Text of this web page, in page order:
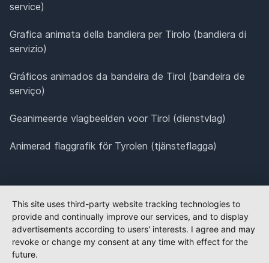
service)
Grafica animata della bandiera per Tirolo (bandiera di
servizio)
Gráficos animados da bandeira de Tirol (bandeira de
serviço)
Geanimeerde vlagbeelden voor Tirol (dienstvlag)
Animerad flaggrafik för Tyrolen (tjänsteflagga)
This site uses third-party website tracking technologies to
provide and continually improve our services, and to display
advertisements according to users' interests. I agree and may
revoke or change my consent at any time with effect for the
future.